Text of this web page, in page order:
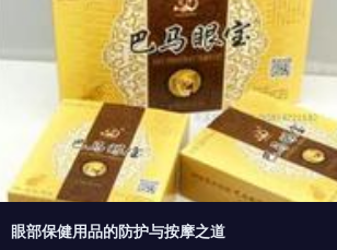
眼部保健用品的防护与按摩之道